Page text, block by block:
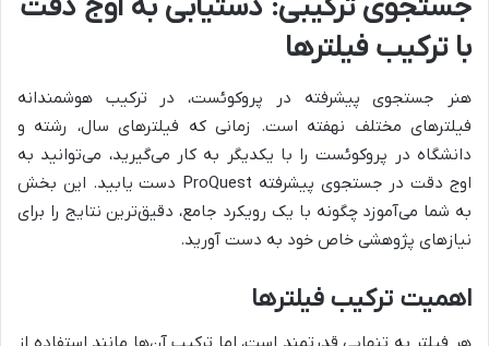
جستجوی ترکیبی: دستیابی به اوج دقت
با ترکیب فیلترها
هنر جستجوی پیشرفته در پروکوئست، در ترکیب هوشمندانه
فیلترهای مختلف نهفته است. زمانی که فیلترهای سال، رشته و
دانشگاه در پروکوئست را با یکدیگر به کار می‌گیرید، می‌توانید به
اوج دقت در جستجوی پیشرفته ProQuest دست یابید. این بخش
به شما می‌آموزد چگونه با یک رویکرد جامع، دقیق‌ترین نتایج را برای
نیازهای پژوهشی خاص خود به دست آورید.
اهمیت ترکیب فیلترها